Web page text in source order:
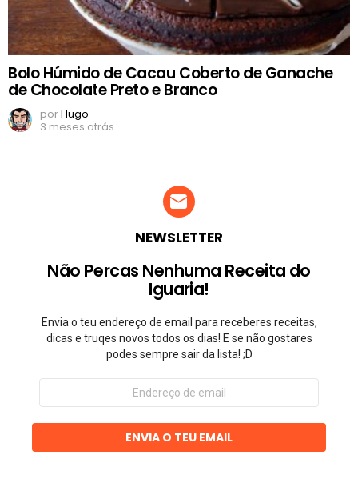
Bolo Húmido de Cacau Coberto de Ganache
de Chocolate Preto e Branco
porHugo
3 meses atrás
NEWSLETTER
Não Percas Nenhuma Receita do
Iguaria!
Envia o teu endereço de email para receberes receitas,
dicas e truqes novos todos os dias! E se não gostares
podes sempre sair da lista! ;D
Endereço
email
ENVIA O TEU EMAIL